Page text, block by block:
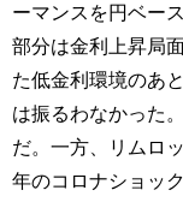
ーマンスを円ベー
部分は金利上昇局
た低金利環境のあ
は振るわなかった
だ。一方、リムロ
年のコロナショッ